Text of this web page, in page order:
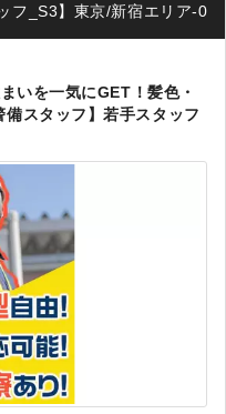
フ_S3】東京/新宿エリア-007
いを一気にGET！髪色・
スタッフ】若手スタッフ